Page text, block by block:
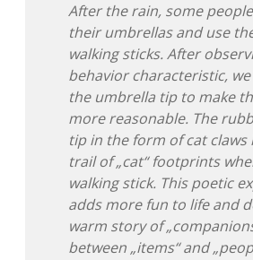
Adventskalender
Adventskalender
Adventskalender
Adventskalender
Adventskalender
Adventskalender
After the rain, some
their umbrellas and use
walking sticks. After
behavior characteristic,
the umbrella tip to make
more reasonable. The
tip in the form of cat claws
trail of „cat“ footprints
walking stick. This poetic
adds more fun to life and
warm story of
between „items“ and